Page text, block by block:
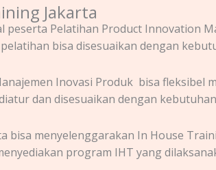
Jakarta
peserta Pelatihan Product Innovation
bisa disesuaikan dengan
Inovasi Produk bisa fleksibel
dan disesuaikan dengan
bisa menyelenggarakan In House
program IHT yang